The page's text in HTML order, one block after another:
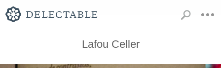
Lafou Celler